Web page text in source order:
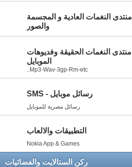
منتدى النغمات العادية و المجسمة
والصور
منتدى النغمات الحقيقة وفديوهات
الموبايل
Mp3-Wav-3gp-Rm-etc..
رسائل موبايل - SMS
رسائل مصرية للموبايل
التطبيقات والالعاب
Nokia App & Games
ركن الستالايت والفضائيات